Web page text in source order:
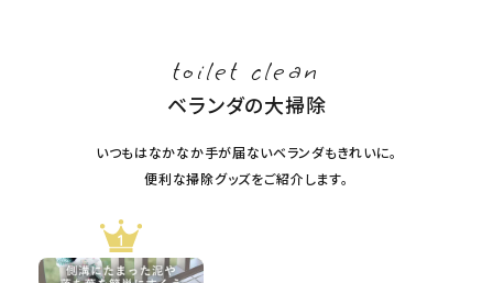
toilet clean
ベランダの大掃除
いつもはなかなか手が届ないベランダもきれいに。
便利な掃除グッズをご紹介します。